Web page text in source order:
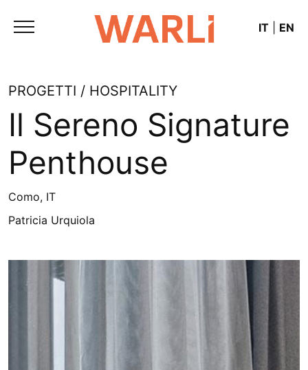
IT EN
PROGETTI / HOSPITALITY
Il Sereno Signature
Penthouse
Como, IT
Patricia Urquiola